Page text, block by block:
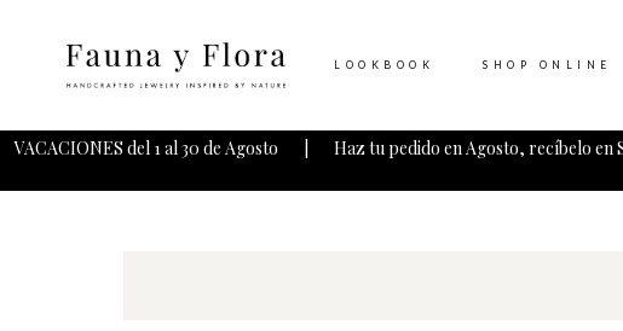
VACACIONES del 1 al 30 de Agosto | Haz tu pedido en Agosto, recíbelo en
LOOKBOOK SHOP ONLINE